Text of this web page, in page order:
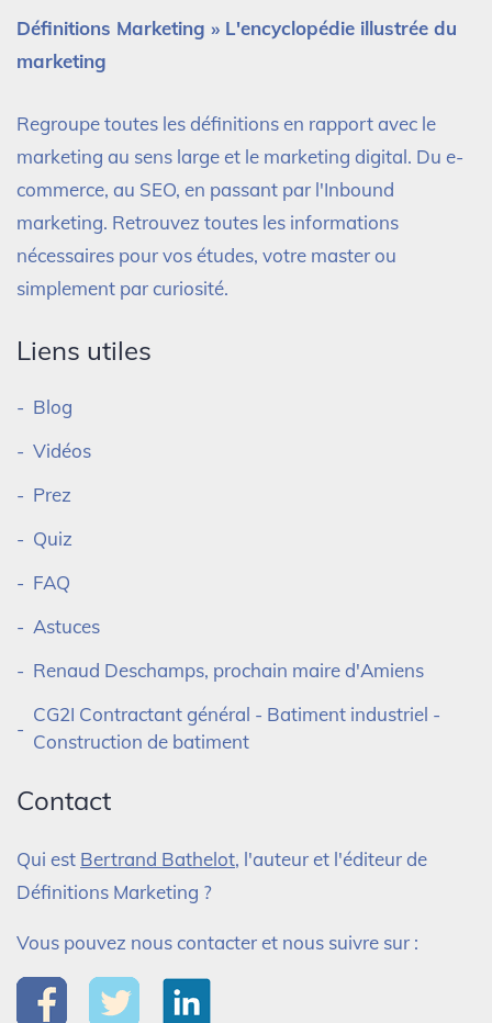
Définitions Marketing » L'encyclopédie illustrée du
marketing
Regroupe toutes les définitions en rapport avec le
marketing au sens large et le marketing digital. Du e-
commerce, au SEO, en passant par l'Inbound
marketing. Retrouvez toutes les informations
nécessaires pour vos études, votre master ou
simplement par curiosité.
Liens utiles
Blog
Vidéos
Prez
Quiz
FAQ
Astuces
Renaud Deschamps, prochain maire d'Amiens
CG2I Contractant général - Batiment industriel -
Construction de batiment
Contact
Qui est Bertrand Bathelot, l'auteur et l'éditeur de
Définitions Marketing ?
Vous pouvez nous contacter et nous suivre sur :